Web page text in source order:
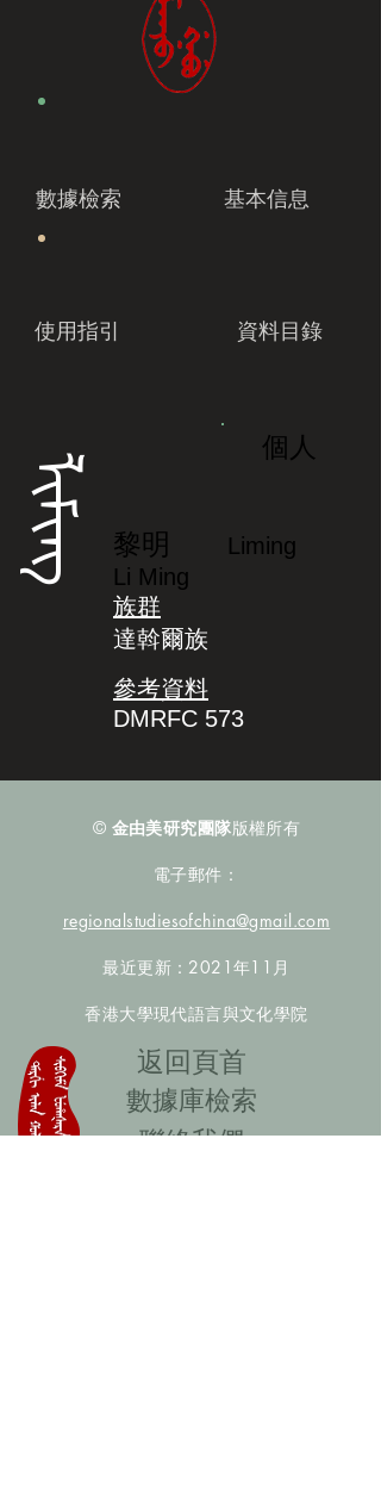
數據檢索 基本信息
使用指引 資料目錄
ᠯᡳᠮᡳᠩ
個人
黎明
Liming
Li Ming
族群
達斡爾族
參考資料
DMRFC 573
© 金由美研究團隊版權所有
電子郵件：
regionalstudiesofchina@gmail.com
最近更新：2021年11月
香港大學現代語言與文化學院
​返回頁首
數據庫檢索
聯絡我們